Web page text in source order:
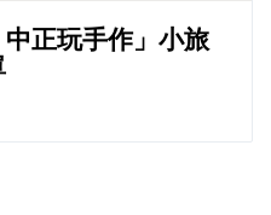
中正玩手作」小旅